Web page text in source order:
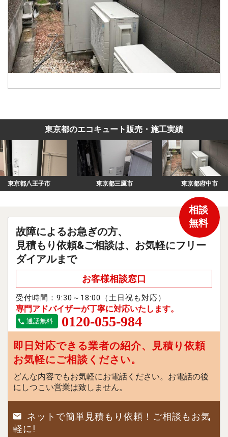
東京都のエコキュート販売・施工実績
故障によるお急ぎの方、
見積もり依頼&ご相談は、お気軽にフリー
ダイアルまで
お客様相談窓口
受付時間：9:30～18:00（土日祝も対応）
専門アドバイザーが丁寧に対応いたします。
通話無料 0120-055-984
即日対応できる業者の紹介、見積り依頼
お気軽にご相談ください。
どんな内容でもお気軽にお電話ください。お電話の後
にしつこい営業は致しません。
相談
無料
ネットで簡単見積もり依頼！ご相談もお気
軽に!